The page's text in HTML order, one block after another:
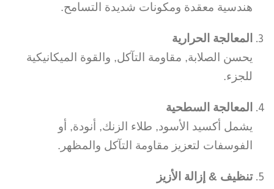
هندسية معقدة ومكونات شديدة التسامح.
المعالجة الحرارية
يحسن الصلابة, مقاومة التآكل, والقوة الميكانيكية
للجزء.
المعالجة السطحية
يشمل أكسيد الأسود, طلاء الزنك, أنودة, أو
الفوسفات لتعزيز مقاومة التآكل والمظهر.
تنظيف & إزالة الأزيز